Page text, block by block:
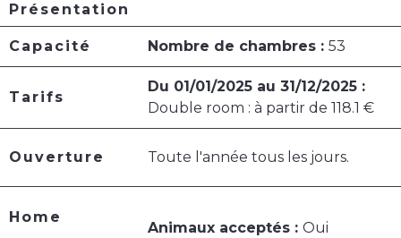
Présentation
Capacité Nombre de chambres : 53
Tarifs
Du 01/01/2025 au 31/12/2025 :
Double room : à partir de 118.1 €
Ouverture Toute l'année tous les jours.
Home
Animaux acceptés : Oui